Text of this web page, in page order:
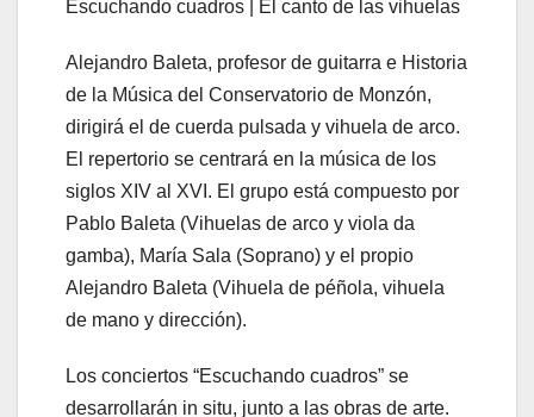
Escuchando cuadros | El canto de las vihuelas
Alejandro Baleta, profesor de guitarra e Historia
de la Música del Conservatorio de Monzón,
dirigirá el de cuerda pulsada y vihuela de arco.
El repertorio se centrará en la música de los
siglos XIV al XVI. El grupo está compuesto por
Pablo Baleta (Vihuelas de arco y viola da
gamba), María Sala (Soprano) y el propio
Alejandro Baleta (Vihuela de péñola, vihuela
de mano y dirección).
Los conciertos “Escuchando cuadros” se
desarrollarán in situ, junto a las obras de arte.